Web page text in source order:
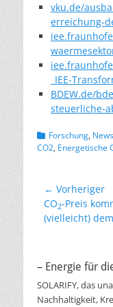
vku.de/
erreichung-
_IEE-
BDEW.de/
steuerliche-
Kategorien
Forschung, News
CO2, Energetische
← Vorheriger
Vorheriger
Beitrag:
CO2-Preis
(vielleicht)
– Energie für
SOLARIFY, das
Nachhaltigkeit,